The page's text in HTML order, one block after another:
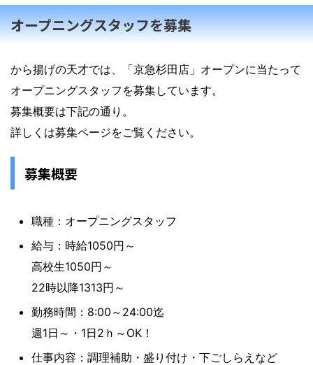
オープニングスタッフを募集
から揚げの天才では、「京急杉田店」オープンに当たって
オープニングスタッフを募集しています。
募集概要は下記の通り。
詳しくは募集ページをご覧ください。
募集概要
職種：オープニングスタッフ
給与：時給1050円～
高校生1050円～
22時以降1313円～
勤務時間：8:00～24:00迄
週1日～・1日2ｈ～OK！
仕事内容：調理補助・盛り付け・下ごしらえなど